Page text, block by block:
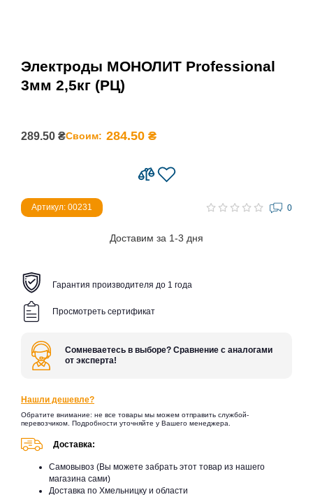
Электроды МОНОЛИТ Professional
3мм 2,5кг (РЦ)
289.50 ₴Своим: 284.50 ₴
Артикул: 00231 0
Доставим за 1-3 дня
Гарантия производителя до 1 года
Просмотреть сертификат
Сомневаетесь в выборе? Сравнение с аналогами
от эксперта!
Нашли дешевле?
Обратите внимание: не все товары мы можем отправить службой-
перевозчиком. Подробности уточняйте у Вашего менеджера.
Доставка:
Самовывоз (Вы можете забрать этот товар из нашего
магазина сами)
Доставка по Хмельницку и области